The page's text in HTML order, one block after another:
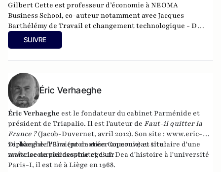
Gilbert Cette est professeur d’économie à NEOMA
Business School, co-auteur notamment avec Jacques
Barthélémy de Travail et changement technologique - De
la civilisation de l’usine à celle du numérique
Odile Jacob, 2021). Son dernier livre s'intitule
SUIVRE
Éric Verhaeghe
Éric Verhaeghe est le fondateur du cabinet Parménide et
président de Triapalio. Il est l'auteur de Faut-il quitter la
France ?(Jacob-Duvernet, avril 2012). Son site : www.eric-
verhaeghe.frIl vient de créer un nouveau site :
www.lecourrierdesstrateges.fr
Diplômé de l'Ena (promotion Copernic) et titulaire d'une
maîtrise de philosophie et d'un Dea d'histoire à l'université
Paris-I, il est né à Liège en 1968.